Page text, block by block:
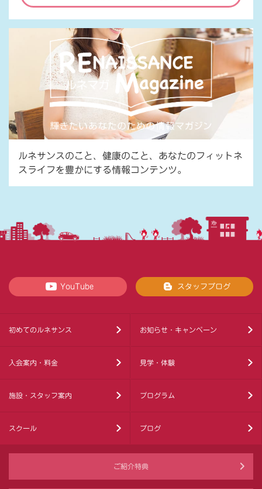
ルネサンスのこと、健康のこと、あなたのフィットネ
スライフを豊かにする情報コンテンツ。
YouTube スタッフブログ
初めてのルネサンス お知らせ・キャンペーン
入会案内・料金 見学・体験
施設・スタッフ案内 プログラム
スクール ブログ
ご紹介特典